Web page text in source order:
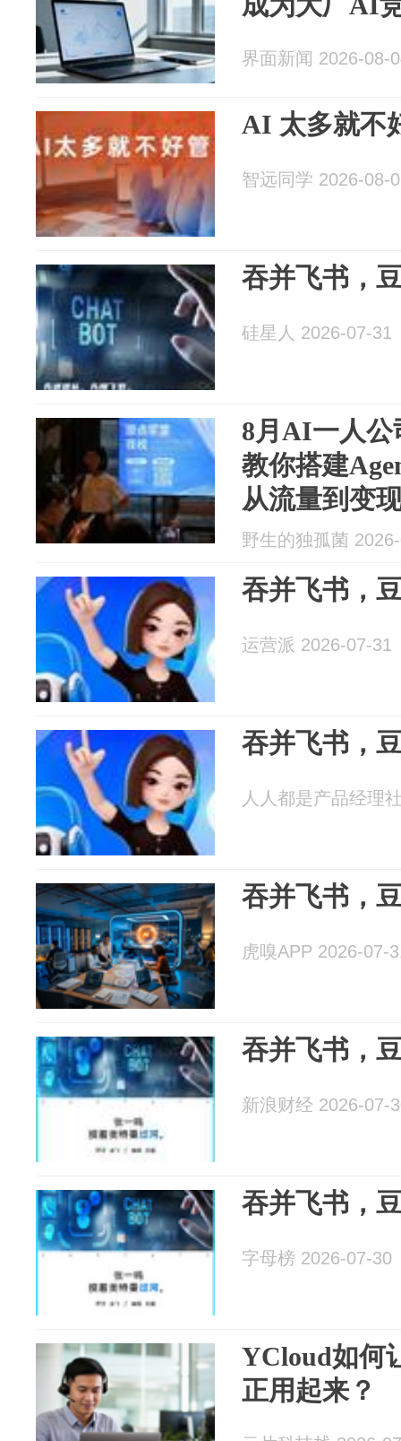
界面新闻 2026-08-
AI 太多就不
智远同学 2026-08-
吞并飞书，
硅星人 2026-07-31
8月AI一人公
教你搭建
从流量到变
野生的独孤菌
吞并飞书，
运营派 2026-07-31
吞并飞书，
人人都是产品经理
吞并飞书，
虎嗅APP 2026-07-
吞并飞书，
新浪财经 2026-07-
吞并飞书，
字母榜 2026-07-30
YCloud如何
正用起来？